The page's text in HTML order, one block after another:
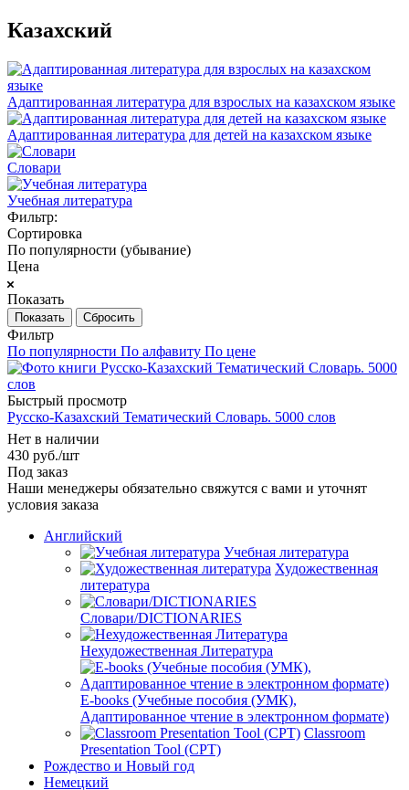
Казахский
Адаптированная литература для взрослых на казахском языке
Адаптированная литература для детей на казахском языке
Словари
Учебная литература
Фильтр:
Сортировка
По популярности (убывание)
Цена
Показать
Сбросить
Фильтр
По популярности По алфавиту По цене
Быстрый просмотр
Русско-Казахский Тематический Словарь. 5000 слов
Нет в наличии
430 руб./шт
Под заказ
Наши менеджеры обязательно свяжутся с вами и уточнят
условия заказа
Английский
Учебная литература
Художественная
литература
Словари/DICTIONARIES
Нехудожественная Литература
E-books (Учебные пособия (УМК),
Адаптированное чтение в электронном формате)
Classroom
Presentation Tool (CPT)
Рождество и Новый год
Немецкий